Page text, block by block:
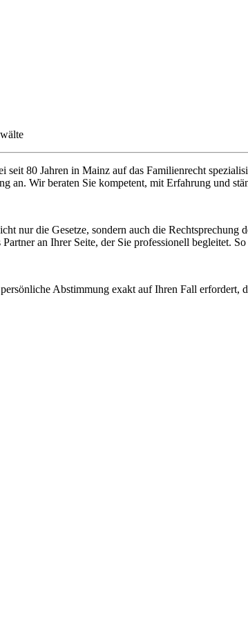
seit 80 Jahren in Mainz auf das Familienrecht
an. Wir beraten Sie kompetent, mit Erfahrung und
nur die Gesetze, sondern auch die
an Ihrer Seite, der Sie professionell begleitet.
Abstimmung exakt auf Ihren Fall erfordert,